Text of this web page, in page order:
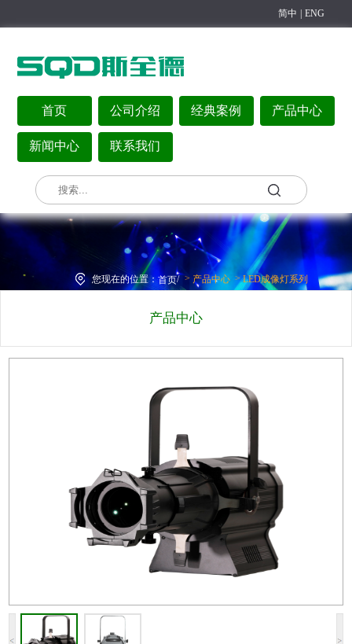
简中 ENG
首页 公司介绍 经典案例 产品中心
新闻中心 联系我们
您现在的位置：首页/ >产品中心 >LED成像灯系列
产品中心